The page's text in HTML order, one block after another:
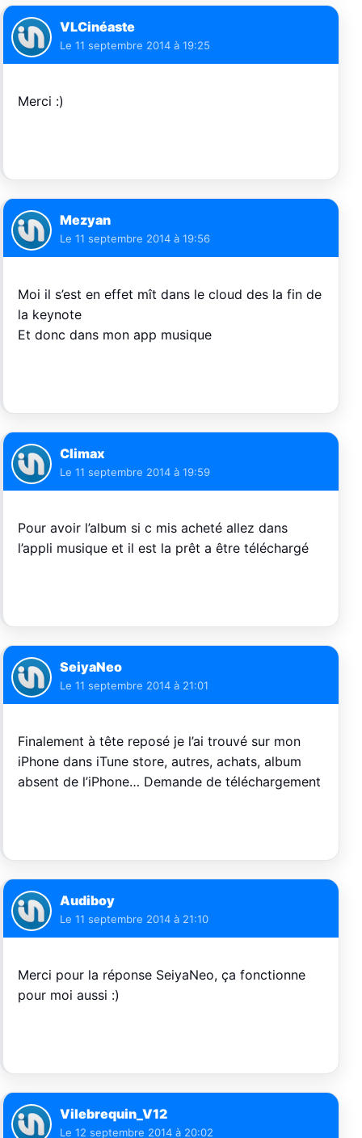
VLCinéaste
Le 11 septembre 2014 à 19:25
Merci :)
Mezyan
Le 11 septembre 2014 à 19:56
Moi il s’est en effet mît dans le cloud des la fin de
la keynote
Et donc dans mon app musique
Climax
Le 11 septembre 2014 à 19:59
Pour avoir l’album si c mis acheté allez dans
l’appli musique et il est la prêt a être téléchargé
SeiyaNeo
Le 11 septembre 2014 à 21:01
Finalement à tête reposé je l’ai trouvé sur mon
iPhone dans iTune store, autres, achats, album
absent de l’iPhone… Demande de téléchargement
Audiboy
Le 11 septembre 2014 à 21:10
Merci pour la réponse SeiyaNeo, ça fonctionne
pour moi aussi :)
Vilebrequin_V12
Le 12 septembre 2014 à 20:02